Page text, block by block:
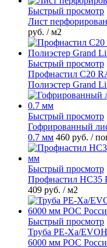
Быстрый просмотр
Лист
руб. / м2
Быстрый просмотр
Профнастил С20
Полиэстер Grand
Быстрый просмотр
Гофрированный
0.7 мм 460 руб. /
Быстрый просмотр
Профнастил НС35
409 руб. / м2
Быстрый просмотр
Труба PE-Xa/
6000 мм РОС